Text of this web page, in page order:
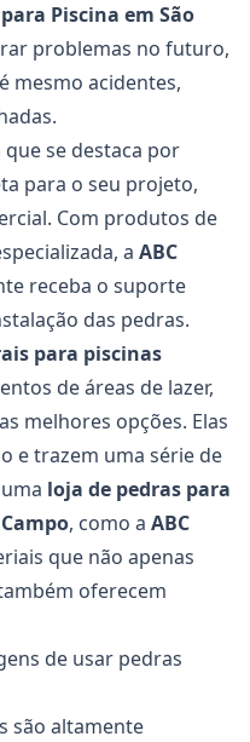
Piscina em São
problemas no futuro,
mesmo acidentes,
se destaca por
para o seu projeto,
Com produtos de
a ABC
receba o suporte
das pedras.
para piscinas
de áreas de lazer,
melhores opções. Elas
e trazem uma série de
loja de pedras para
, como a ABC
que não apenas
oferecem
de usar pedras
são altamente